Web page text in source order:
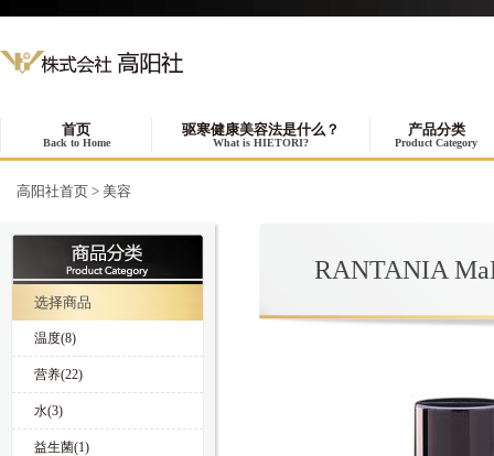
首页
Back to Home
驱寒健康美容法是什么？
What is HIETORI?
产品分类
Product Category
高阳社首页 > 美容
选择商品
温度(8)
营养(22)
水(3)
益生菌(1)
RANTANIA